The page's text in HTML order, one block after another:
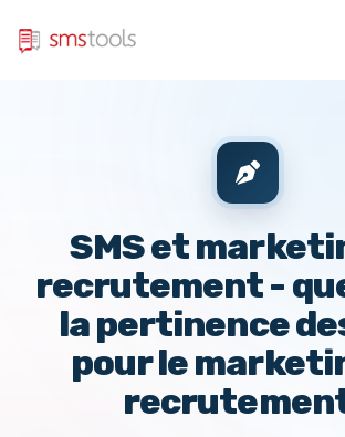
SMS et
recrutement -
la pertinence
pour le